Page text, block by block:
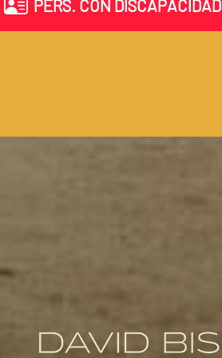
PERS. CON DISCAPACIDAD